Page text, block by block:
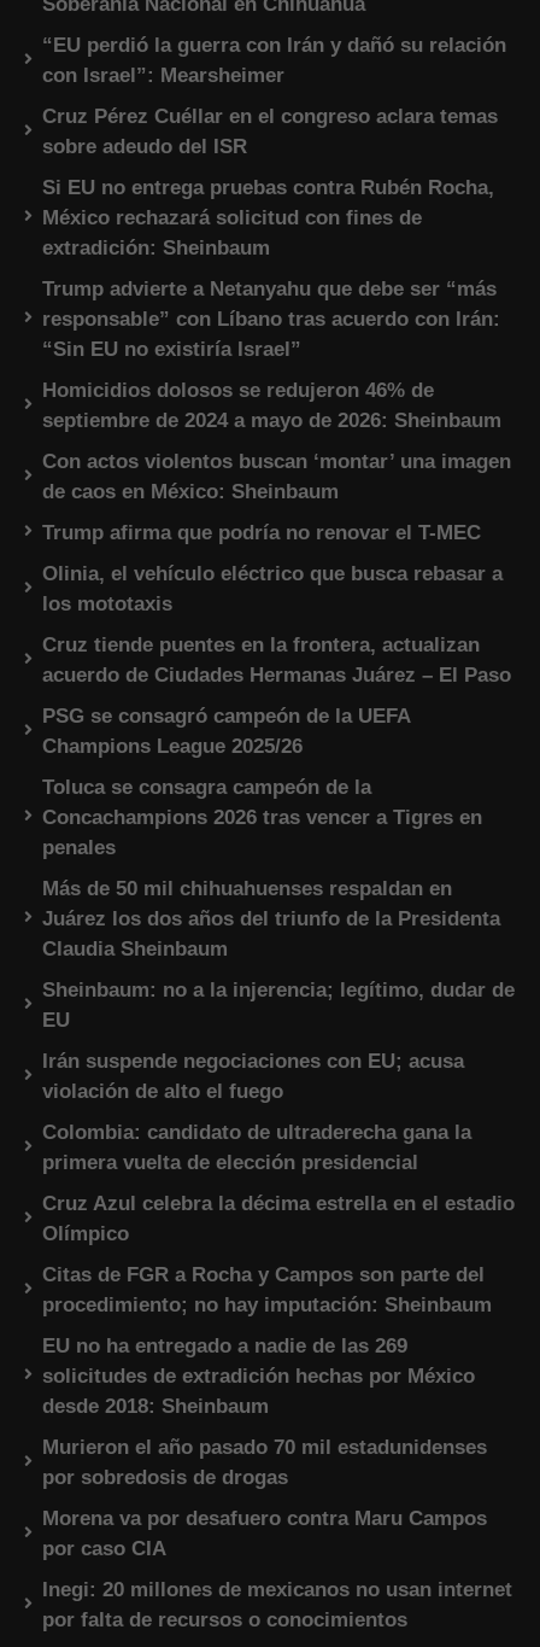
“EU perdió la guerra con Irán y dañó su relación
con Israel”: Mearsheimer
Cruz Pérez Cuéllar en el congreso aclara temas
sobre adeudo del ISR
Si EU no entrega pruebas contra Rubén Rocha,
México rechazará solicitud con fines de
extradición: Sheinbaum
Trump advierte a Netanyahu que debe ser “más
responsable” con Líbano tras acuerdo con Irán:
“Sin EU no existiría Israel”
Homicidios dolosos se redujeron 46% de
septiembre de 2024 a mayo de 2026: Sheinbaum
Con actos violentos buscan ‘montar’ una imagen
de caos en México: Sheinbaum
Trump afirma que podría no renovar el T-MEC
Olinia, el vehículo eléctrico que busca rebasar a
los mototaxis
Cruz tiende puentes en la frontera, actualizan
acuerdo de Ciudades Hermanas Juárez – El Paso
PSG se consagró campeón de la UEFA
Champions League 2025/26
Toluca se consagra campeón de la
Concachampions 2026 tras vencer a Tigres en
penales
Más de 50 mil chihuahuenses respaldan en
Juárez los dos años del triunfo de la Presidenta
Claudia Sheinbaum
Sheinbaum: no a la injerencia; legítimo, dudar de
EU
Irán suspende negociaciones con EU; acusa
violación de alto el fuego
Colombia: candidato de ultraderecha gana la
primera vuelta de elección presidencial
Cruz Azul celebra la décima estrella en el estadio
Olímpico
Citas de FGR a Rocha y Campos son parte del
procedimiento; no hay imputación: Sheinbaum
EU no ha entregado a nadie de las 269
solicitudes de extradición hechas por México
desde 2018: Sheinbaum
Murieron el año pasado 70 mil estadunidenses
por sobredosis de drogas
Morena va por desafuero contra Maru Campos
por caso CIA
Inegi: 20 millones de mexicanos no usan internet
por falta de recursos o conocimientos